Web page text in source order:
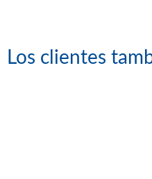
Los clientes